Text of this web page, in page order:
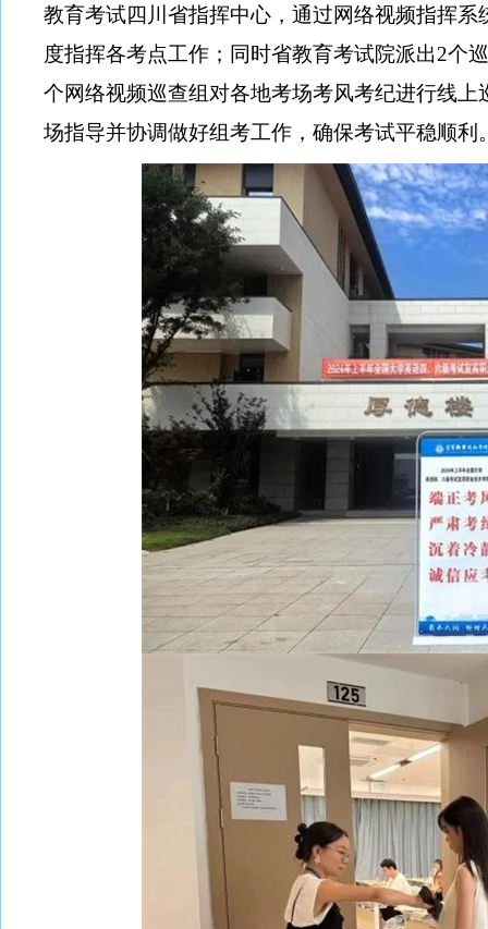
教育考试四川省指挥中心，通过网络视频指挥
度指挥各考点工作；同时省教育考试院派出2个
个网络视频巡查组对各地考场考风考纪进行线
场指导并协调做好组考工作，确保考试平稳顺利